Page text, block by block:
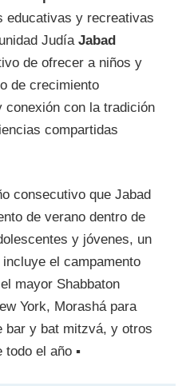
educativas y recreativas
Judía Jabad
de ofrecer a niños y
de crecimiento
conexión con la tradición
compartidas
consecutivo que Jabad
de verano dentro de
y jóvenes, un
el campamento
mayor Shabbaton
York, Morashá para
bar y bat mitzvá, y otros
todo el año ▪